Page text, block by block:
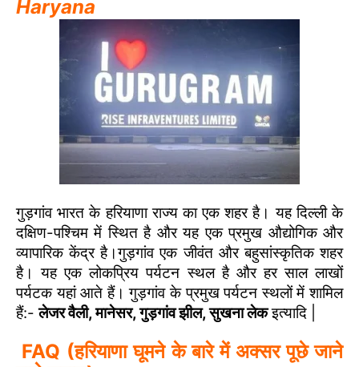
Haryana
गुड़गांव भारत के हरियाणा राज्य का एक शहर है। यह दिल्ली के
दक्षिण-पश्चिम में स्थित है और यह एक प्रमुख औद्योगिक और
व्यापारिक केंद्र है।गुड़गांव एक जीवंत और बहुसांस्कृतिक शहर
है। यह एक लोकप्रिय पर्यटन स्थल है और हर साल लाखों
पर्यटक यहां आते हैं। गुड़गांव के प्रमुख पर्यटन स्थलों में शामिल
हैं:-लेजर वैली, मानेसर, गुड़गांव झील, सुखना लेकइत्यादि |
FAQ (हरियाणा घूमने के बारे में अक्सर पूछे जाने